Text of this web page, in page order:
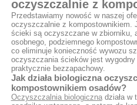
oczyszczalnie z
Przedstawiamy nowość w naszej
oczyszczalnie z kompostownikiem.
ścieki są oczyszczane w zbiorniku,
osobnego, podziemnego
co eliminuje konieczność wywozu
oczyszczania ścieków jest
praktycznie bezzapachowy.
Jak działa biologiczna
kompostownikiem osadów?
Oczyszczalnia biologicznadziała w